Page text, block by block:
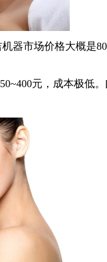
市场价格大概是
元，成本极低